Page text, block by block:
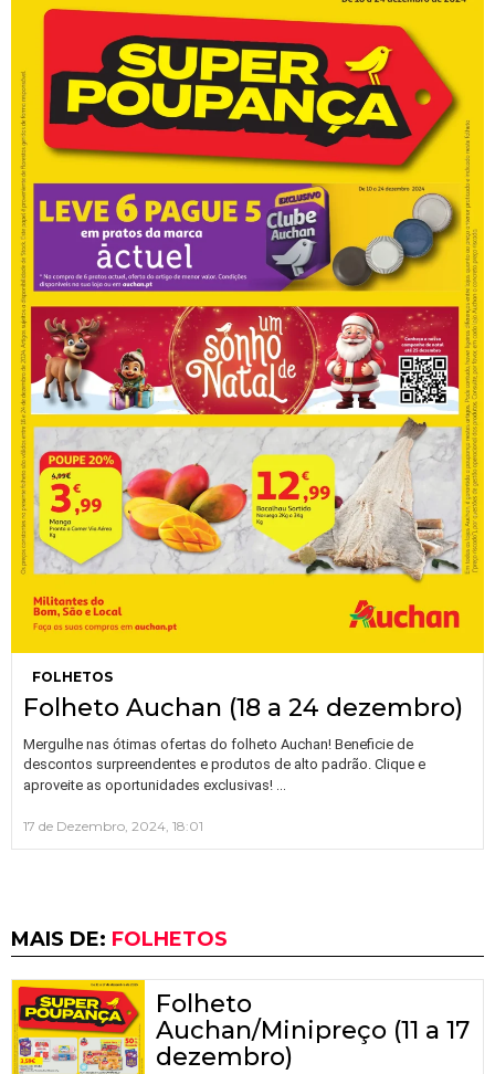
FOLHETOS
Folheto Auchan (18 a 24 dezembro)
Mergulhe nas ótimas ofertas do folheto Auchan! Beneficie de
descontos surpreendentes e produtos de alto padrão. Clique e
aproveite as oportunidades exclusivas! …
17 de Dezembro, 2024, 18:01
MAIS DE: FOLHETOS
Folheto
Auchan/Minipreço (11 a 17
dezembro)